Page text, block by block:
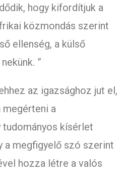
hogy kifordítjuk a
közmondás szerint
ellenség, a külső
”
az igazsághoz jut el,
megérteni a
tudományos kísérlet
a megfigyelő szó szerint
hozza létre a valós